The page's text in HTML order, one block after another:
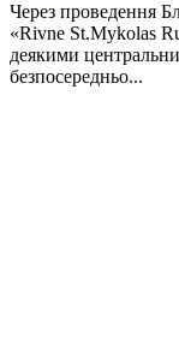
Через проведення
«Rivne St.Mykolas
деякими
безпосередньо...